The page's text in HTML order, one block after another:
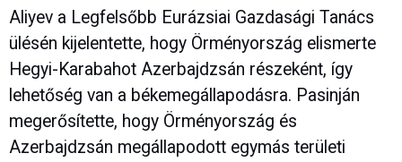
Aliyev a Legfelsőbb Eurázsiai Gazdasági Tanács
ülésén kijelentette, hogy Örményország elismerte
Hegyi-Karabahot Azerbajdzsán részeként, így
lehetőség van a békemegállapodásra. Pasinján
megerősítette, hogy Örményország és
Azerbajdzsán megállapodott egymás területi